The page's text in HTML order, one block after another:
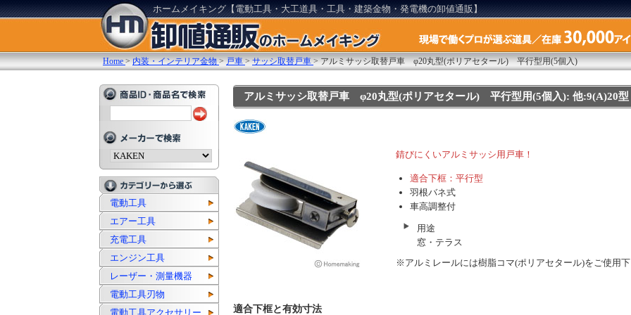
ホームメイキング【電動工具・大工道具・工具・建築金物・発電機の卸値通販】
Home >内装・インテリア金物 >戸車 >サッシ取替戸車 >アルミサッシ取替戸車 φ20丸型(ポリアセタール) 平行型用(5個入)
電動工具
エアー工具
充電工具
エンジン工具
レーザー・測量機器
電動工具刃物
電動工具アクセサリー
アルミサッシ取替戸車 φ20丸型(ポリアセタール) 平行型用(5個入): 他:9(A)20型
錆びにくいアルミサッシ用戸車！
適合下框：平行型
羽根バネ式
車高調整付
用途
窓・テラス
※アルミレールには樹脂コマ(ポリアセタール)をご使用
適合下框と有効寸法